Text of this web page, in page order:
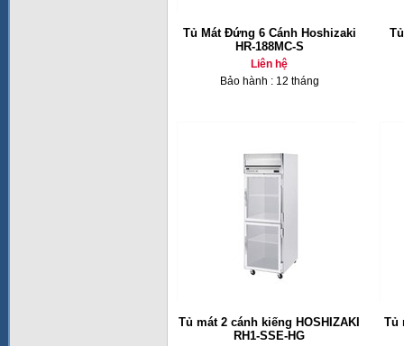
Tủ Mát Đứng 6 Cánh Hoshizaki
HR-188MC-S
Liên hệ
Bảo hành : 12 tháng
Tủ mát 2 cánh kiếng HOSHIZAKI
RH1-SSE-HG
Tủ